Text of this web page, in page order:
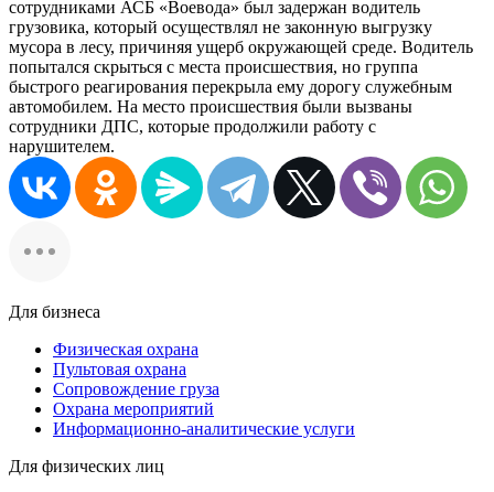
сотрудниками АСБ «Воевода» был задержан водитель
грузовика, который осуществлял не законную выгрузку
мусора в лесу, причиняя ущерб окружающей среде. Водитель
попытался скрыться с места происшествия, но группа
быстрого реагирования перекрыла ему дорогу служебным
автомобилем. На место происшествия были вызваны
сотрудники ДПС, которые продолжили работу с
нарушителем.
Для бизнеса
Физическая охрана
Пультовая охрана
Сопровождение груза
Охрана мероприятий
Информационно-аналитические услуги
Для физических лиц